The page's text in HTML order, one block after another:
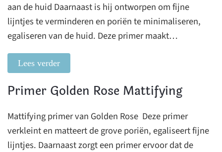
aan de huid Daarnaast is hij ontworpen om fijne
lijntjes te verminderen en poriën te minimaliseren,
egaliseren van de huid. Deze primer maakt…
Lees verder
Primer Golden Rose Mattifying
Mattifying primer van Golden Rose Deze primer
verkleint en matteert de grove poriën, egaliseert fijne
lijntjes. Daarnaast zorgt een primer ervoor dat de